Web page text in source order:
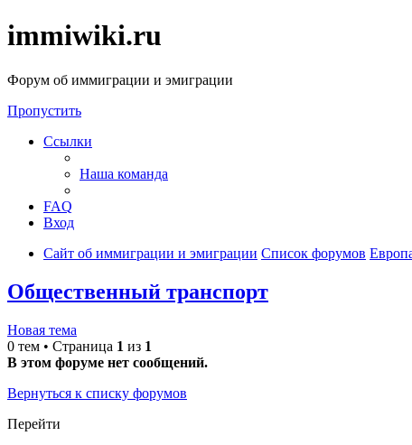
immiwiki.ru
Форум об иммиграции и эмиграции
Пропустить
Ссылки
Наша команда
FAQ
Вход
Сайт об иммиграции и эмиграции Список форумов
Общественный транспорт
Новая тема
0 тем • Страница 1 из 1
В этом форуме нет сообщений.
Вернуться к списку форумов
Перейти